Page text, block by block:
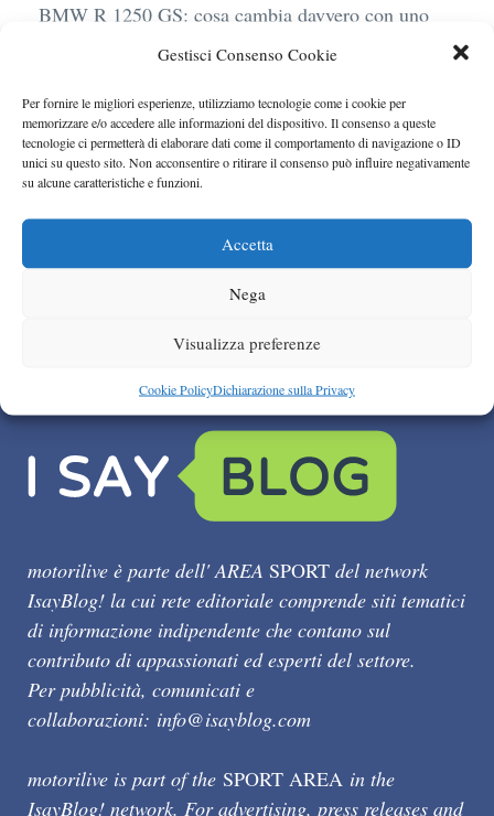
Gestisci Consenso Cookie
Per fornire le migliori esperienze, utilizziamo tecnologie come i cookie per
memorizzare e/o accedere alle informazioni del dispositivo. Il consenso a queste
tecnologie ci permetterà di elaborare dati come il comportamento di navigazione o ID
unici su questo sito. Non acconsentire o ritirare il consenso può influire negativamente
su alcune caratteristiche e funzioni.
Accetta
Nega
Visualizza preferenze
Cookie PolicyDichiarazione sulla Privacy
BMW R 1250 GS: cosa cambia davvero con uno
scarico aftermarket omologato
sostenibile, stile, anche con noleggio a lungo
termine
Ufficiale l’arrivo degli stop lampeggianti
obbligatori in Italia
Le caratteristiche del motore Turbo 100 di
motorilive è parte dell' AREA SPORT del network
IsayBlog! la cui rete editoriale comprende siti tematici
di informazione indipendente che contano sul
contributo di appassionati ed esperti del settore.
Per pubblicità, comunicati e
collaborazioni: info@isayblog.com
motorilive is part of the SPORT AREA in the
IsayBlog! network. For advertising, press releases and